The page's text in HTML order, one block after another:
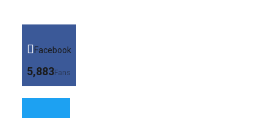
Facebook
5,883Fans